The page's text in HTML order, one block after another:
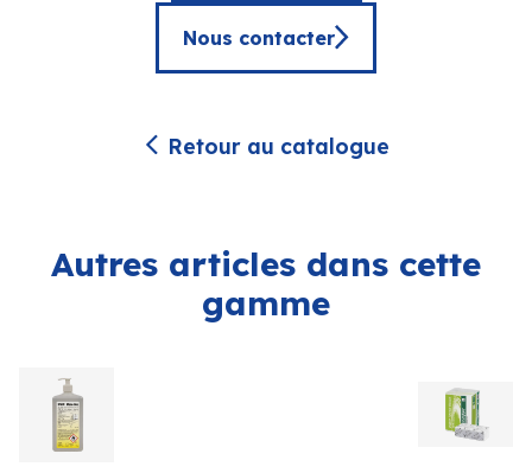
Nous contacter
Retour au catalogue
Autres articles dans cette
gamme